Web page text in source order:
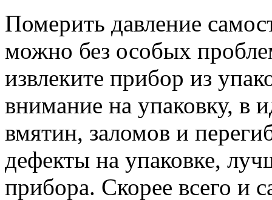
Померить давление
можно без особых
извлеките прибор из
внимание на упаковку, в
вмятин, заломов и
дефекты на упаковке,
прибора. Скорее всего и